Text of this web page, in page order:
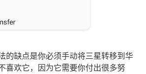
的缺点是你必须手动将三星转移到华
喜欢它，因为它需要你付出很多努